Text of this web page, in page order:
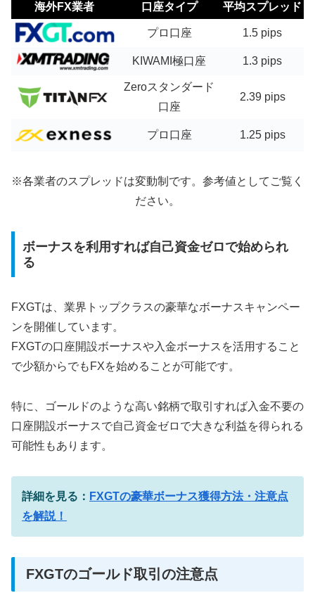
海外FX業者 口座タイプ 平均スプレッド
プロ口座 1.5 pips
KIWAMI極口座 1.3 pips
Zeroスタンダード
口座
2.39 pips
プロ口座 1.25 pips
※各業者のスプレッドは変動制です。参考値としてご覧く
ださい。
ボーナスを利用すれば自己資金ゼロで始められ
る
FXGTは、業界トップクラスの豪華なボーナスキャンペー
ンを開催しています。
FXGTの口座開設ボーナスや入金ボーナスを活用すること
で少額からでもFXを始めることが可能です。
特に、ゴールドのような高い銘柄で取引すれば入金不要の
口座開設ボーナスで自己資金ゼロで大きな利益を得られる
可能性もあります。
詳細を見る： FXGTの豪華ボーナス獲得方法・注意点
を解説！
FXGTのゴールド取引の注意点